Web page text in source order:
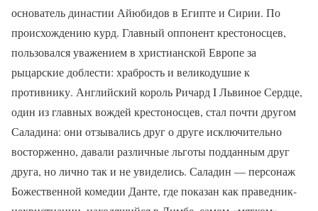
основатель династии Айюбидов в Египте и Сирии. По
происхождению курд. Главный оппонент крестоносцев,
пользовался уважением в христианской Европе за
рыцарские доблести: храбрость и великодушие к
противнику. Английский король Ричард I Львиное Сердце,
один из главных вождей крестоносцев, стал почти другом
Саладина: они отзывались друг о друге исключительно
восторженно, давали различные льготы подданным друг
друга, но лично так и не увиделись. Саладин — персонаж
Божественной комедии Данте, где показан как праведник-